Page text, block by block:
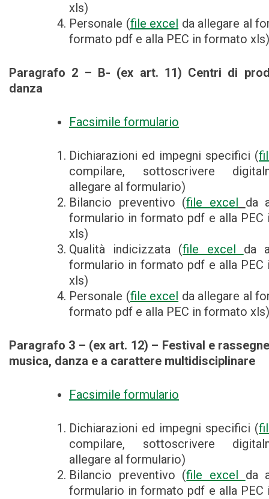
xls)
Personale (file excel da allegare al
formato pdf e alla PEC in formato xls)
Paragrafo 2 – B- (ex art. 11) Centri di
danza
Facsimile formulario
Dichiarazioni ed impegni specifici (
compilare, sottoscrivere
allegare al formulario)
Bilancio preventivo (file excel da
formulario in formato pdf e alla PEC
xls)
Qualità indicizzata (file excel da
formulario in formato pdf e alla PEC
xls)
Personale (file excel da allegare al
formato pdf e alla PEC in formato xls)
Paragrafo 3 – (ex art. 12) – Festival e
musica, danza e a carattere multidisciplinare
Facsimile formulario
Dichiarazioni ed impegni specifici (
compilare, sottoscrivere
allegare al formulario)
Bilancio preventivo (file excel da
formulario in formato pdf e alla PEC